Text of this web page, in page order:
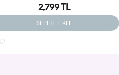
2,599 TL
SEPETE EKLE